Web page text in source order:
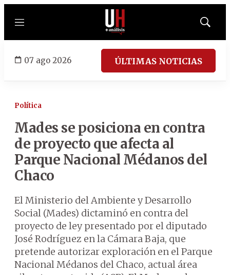
Menú
Mostrar
07 ago 2026 ÚLTIMAS NOTICIAS
Política
Mades se posiciona en contra
de proyecto que afecta al
Parque Nacional Médanos del
Chaco
El Ministerio del Ambiente y Desarrollo
Social (Mades) dictaminó en contra del
proyecto de ley presentado por el diputado
José Rodríguez en la Cámara Baja, que
pretende autorizar exploración en el Parque
Nacional Médanos del Chaco, actual área